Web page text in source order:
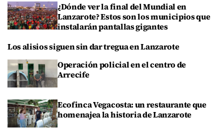
¿Dónde ver la final del Mundial en
Lanzarote? Estos son los municipios que
instalarán pantallas gigantes
Los alisios siguen sin dar tregua en Lanzarote
Operación policial en el centro de
Arrecife
Ecofinca Vegacosta: un restaurante que
homenajea la historia de Lanzarote